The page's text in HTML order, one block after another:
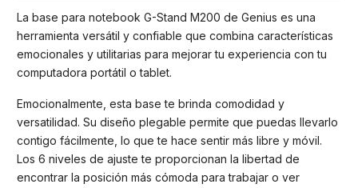
La base para notebook G-Stand M200 de Genius es una
herramienta versátil y confiable que combina características
emocionales y utilitarias para mejorar tu experiencia con tu
computadora portátil o tablet.
Emocionalmente, esta base te brinda comodidad y
versatilidad. Su diseño plegable permite que puedas llevarlo
contigo fácilmente, lo que te hace sentir más libre y móvil.
Los 6 niveles de ajuste te proporcionan la libertad de
encontrar la posición más cómoda para trabajar o ver